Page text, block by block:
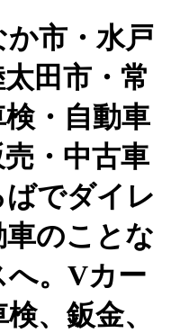
市・水戸
田市・常
・自動車
・中古車
でダイレ
のことな
へ。Vカー
、鈑金、